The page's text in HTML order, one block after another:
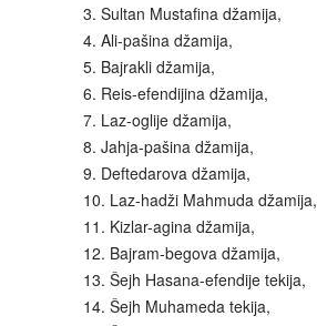
3. Sultan Mustafina džamija,
4. Ali-pašina džamija,
5. Bajrakli džamija,
6. Reis-efendijina džamija,
7. Laz-oglije džamija,
8. Jahja-pašina džamija,
9. Deftedarova džamija,
10. Laz-hadži Mahmuda džamija,
11. Kizlar-agina džamija,
12. Bajram-begova džamija,
13. Šejh Hasana-efendije tekija,
14. Šejh Muhameda tekija,